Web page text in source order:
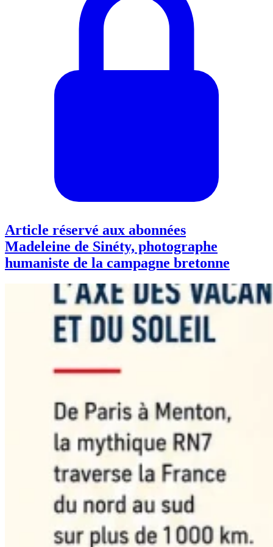
Article réservé aux abonnées
Madeleine de Sinéty, photographe
humaniste de la campagne bretonne